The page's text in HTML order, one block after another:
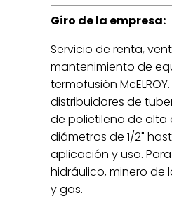
Giro de la empresa:
Servicio de renta,
mantenimiento de
termofusión
distribuidores de
de polietileno de alta
diámetros de 1/2"
aplicación y uso.
hidráulico, minero de
y gas.